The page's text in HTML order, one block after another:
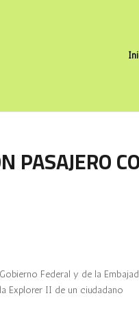
PASAJERO
Federal y de la
Explorer II de un ciudadano